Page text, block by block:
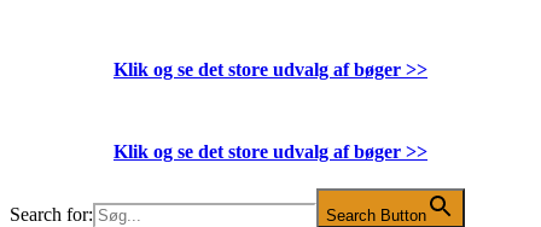
Klik og se det store udvalg af bøger >>
Klik og se det store udvalg af bøger >>
Search for: Search Button